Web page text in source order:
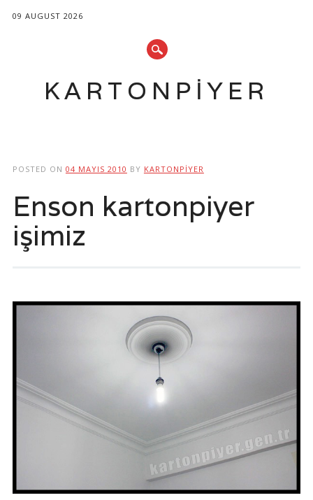
09 AUGUST 2026
KARTONPIYER
POSTED ON 04 MAYIS 2010 BY KARTONPIYER
Enson kartonpiyer
işimiz